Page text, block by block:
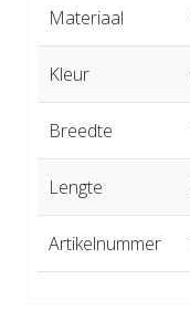
Materiaal
Kleur
Breedte
Lengte
Artikelnummer